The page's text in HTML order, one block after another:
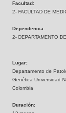
Facultad:
2- FACULTAD DE
Dependencia:
2- DEPARTAMENTO
Lugar:
Departamento de
Genética Universidad
Colombia
Duración: